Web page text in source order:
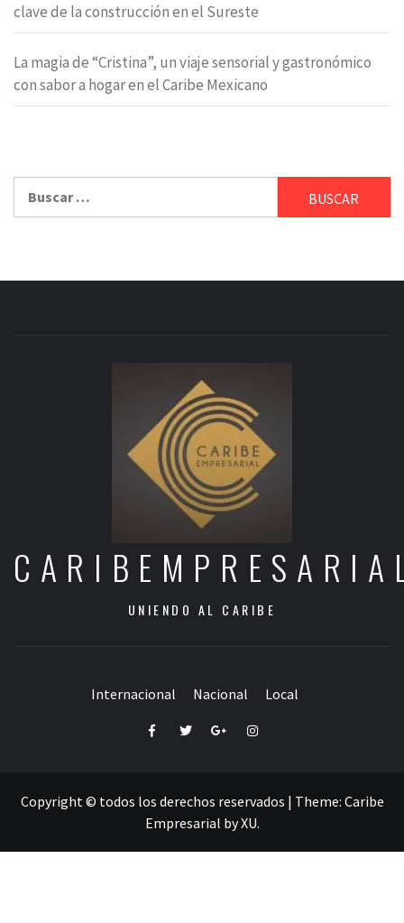
clave de la construcción en el Sureste
La magia de “Cristina”, un viaje sensorial y gastronómico
con sabor a hogar en el Caribe Mexicano
UNIENDO AL CARIBE
Internacional Nacional Local
FacebookTwitterGoogle+Instagram
Copyright © todos los derechos reservados | Theme: Caribe
Empresarial byXU.